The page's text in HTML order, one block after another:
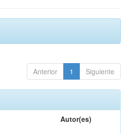
Anterior 1 Siguiente
Autor(es)